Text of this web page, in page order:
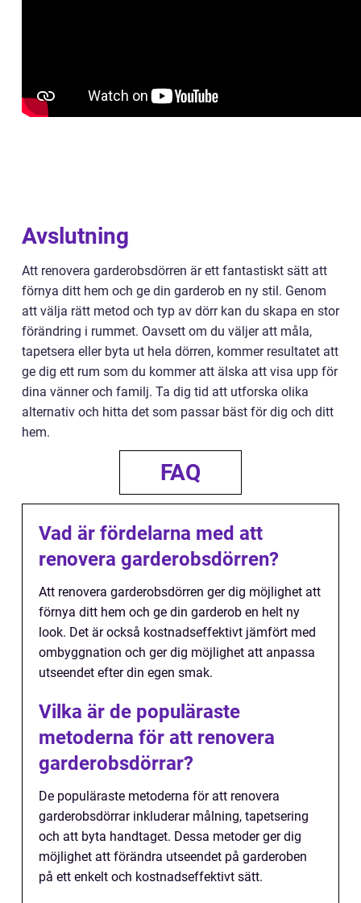
Avslutning
Att renovera garderobsdörren är ett fantastiskt sätt att
förnya ditt hem och ge din garderob en ny stil. Genom
att välja rätt metod och typ av dörr kan du skapa en stor
förändring i rummet. Oavsett om du väljer att måla,
tapetsera eller byta ut hela dörren, kommer resultatet att
ge dig ett rum som du kommer att älska att visa upp för
dina vänner och familj. Ta dig tid att utforska olika
alternativ och hitta det som passar bäst för dig och ditt
hem.
FAQ
Vad är fördelarna med att
renovera garderobsdörren?
Att renovera garderobsdörren ger dig möjlighet att
förnya ditt hem och ge din garderob en helt ny
look. Det är också kostnadseffektivt jämfört med
ombyggnation och ger dig möjlighet att anpassa
utseendet efter din egen smak.
Vilka är de populäraste
metoderna för att renovera
garderobsdörrar?
De populäraste metoderna för att renovera
garderobsdörrar inkluderar målning, tapetsering
och att byta handtaget. Dessa metoder ger dig
möjlighet att förändra utseendet på garderoben
på ett enkelt och kostnadseffektivt sätt.